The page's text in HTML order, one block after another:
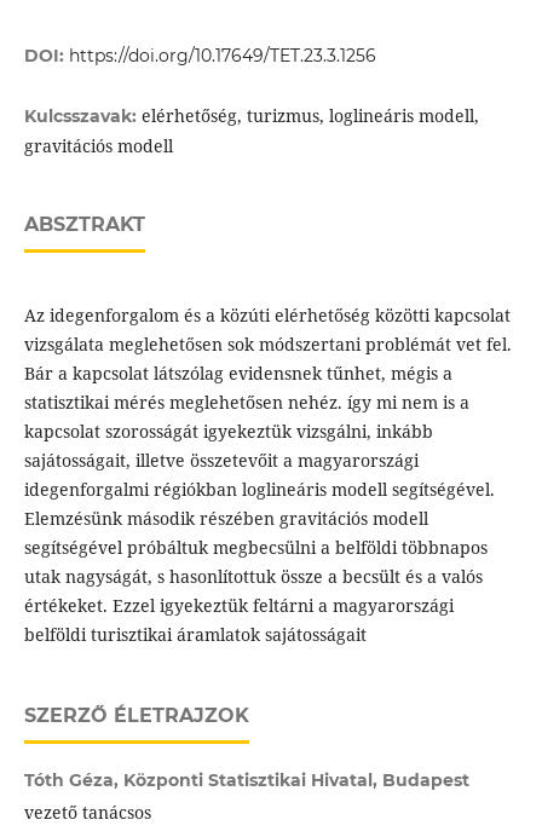
DOI: https://doi.org/10.17649/TET.23.3.1256
Kulcsszavak: elérhetőség, turizmus, loglineáris modell,
gravitációs modell
ABSZTRAKT
Az idegenforgalom és a közúti elérhetőség közötti kapcsolat
vizsgálata meglehetősen sok módszertani problémát vet fel.
Bár a kapcsolat látszólag evidensnek tűnhet, mégis a
statisztikai mérés meglehetősen nehéz. így mi nem is a
kapcsolat szorosságát igyekeztük vizsgálni, inkább
sajátosságait, illetve összetevőit a magyarországi
idegenforgalmi régiókban loglineáris modell segítségével.
Elemzésünk második részében gravitációs modell
segítségével próbáltuk megbecsülni a belföldi többnapos
utak nagyságát, s hasonlítottuk össze a becsült és a valós
értékeket. Ezzel igyekeztük feltárni a magyarországi
belföldi turisztikai áramlatok sajátosságait
SZERZŐ ÉLETRAJZOK
Tóth Géza, Központi Statisztikai Hivatal, Budapest
vezető tanácsos